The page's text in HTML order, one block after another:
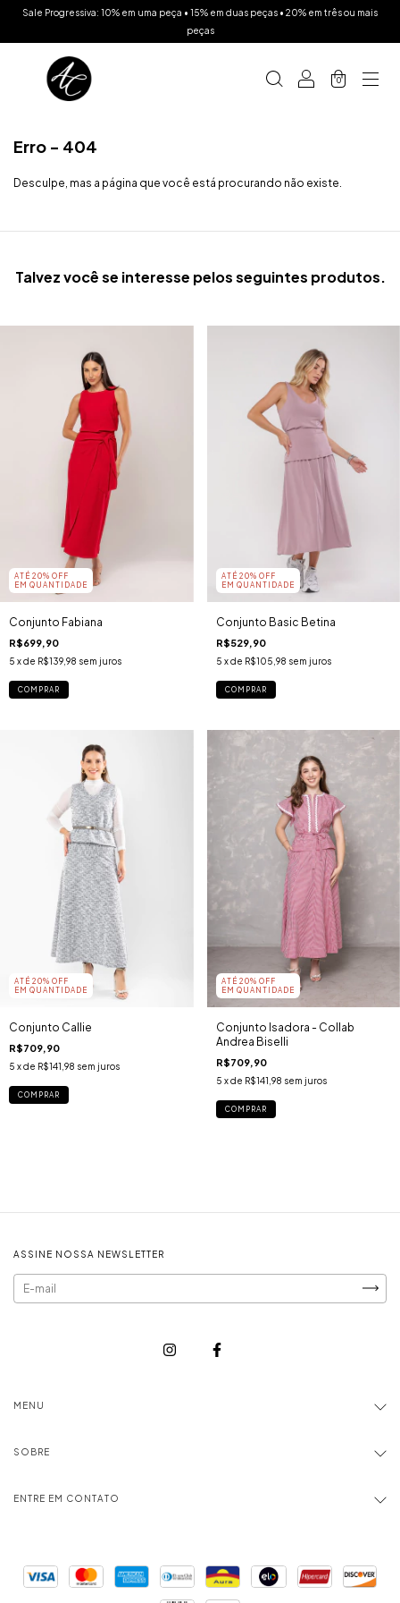
Sale Progressiva: 10% em uma peça • 15% em duas peças • 20% em três ou mais
peças
0
Erro - 404
Desculpe, mas a página que você está procurando não existe.
Talvez você se interesse pelos seguintes produtos.
ATÉ 20% OFF
EM QUANTIDADE
Conjunto Fabiana
R$699,90
5 x de R$139,98 sem juros
COMPRAR
ATÉ 20% OFF
EM QUANTIDADE
Conjunto Basic Betina
R$529,90
5 x de R$105,98 sem juros
COMPRAR
ATÉ 20% OFF
EM QUANTIDADE
Conjunto Callie
R$709,90
5 x de R$141,98 sem juros
COMPRAR
ATÉ 20% OFF
EM QUANTIDADE
Conjunto Isadora - Collab
Andrea Biselli
R$709,90
5 x de R$141,98 sem juros
COMPRAR
ASSINE NOSSA NEWSLETTER
MENU
SOBRE
ENTRE EM CONTATO